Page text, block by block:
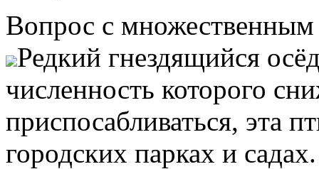
Вопрос с
Редкий гнездящийся
численность которого
приспосабливаться, эта
городских парках и